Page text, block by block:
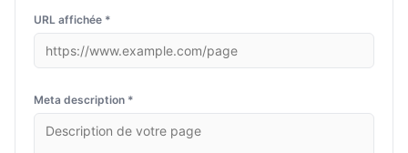
URL affichée *
Meta description *